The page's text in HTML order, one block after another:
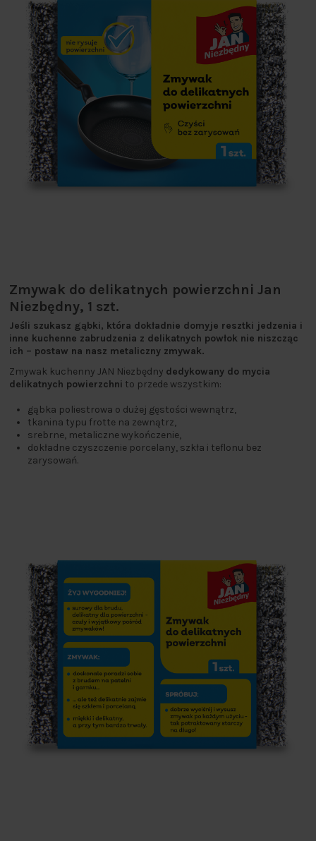
Zmywak do delikatnych powierzchni Jan
Niezbędny, 1 szt.
Jeśli szukasz gąbki, która dokładnie domyje resztki jedzenia i
inne kuchenne zabrudzenia z delikatnych powłok nie niszcząc
ich – postaw na nasz metaliczny zmywak.
Zmywak kuchenny JAN Niezbędny dedykowany do mycia
delikatnych powierzchni to przede wszystkim:
gąbka poliestrowa o dużej gęstości wewnątrz,
tkanina typu frotte na zewnątrz,
srebrne, metaliczne wykończenie,
dokładne czyszczenie porcelany, szkła i teflonu bez
zarysowań.